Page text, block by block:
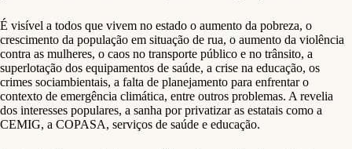
É visível a todos que vivem no estado o aumento da pobreza, o
crescimento da população em situação de rua, o aumento da violência
contra as mulheres, o caos no transporte público e no trânsito, a
superlotação dos equipamentos de saúde, a crise na educação, os
crimes sociambientais, a falta de planejamento para enfrentar o
contexto de emergência climática, entre outros problemas. A revelia
dos interesses populares, a sanha por privatizar as estatais como a
CEMIG, a COPASA, serviços de saúde e educação.